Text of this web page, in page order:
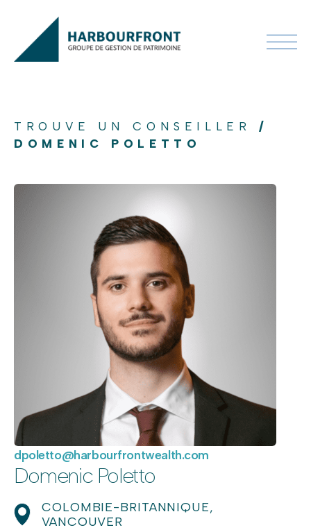
TROUVE UN CONSEILLER/
DOMENIC POLETTO
dpoletto@harbourfrontwealth.com
Domenic Poletto
COLOMBIE-BRITANNIQUE,
VANCOUVER